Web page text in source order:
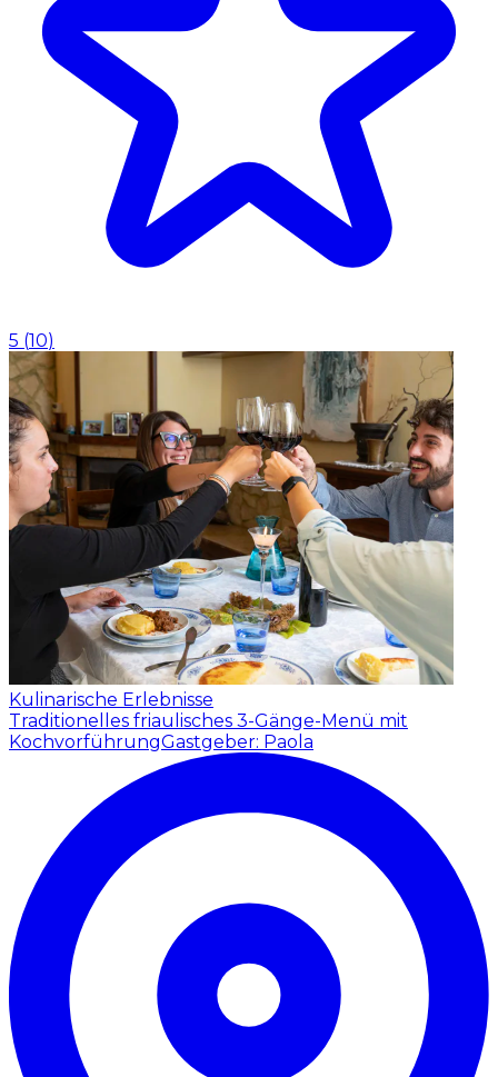
5 (10)
Kulinarische Erlebnisse
Traditionelles friaulisches 3-Gänge-Menü mit
KochvorführungGastgeber: Paola